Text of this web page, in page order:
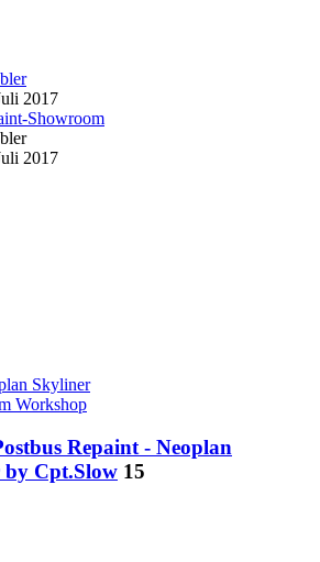
2017
Showroom
2017
Skyliner
Workshop
Repaint - Neoplan
by Cpt.Slow 15